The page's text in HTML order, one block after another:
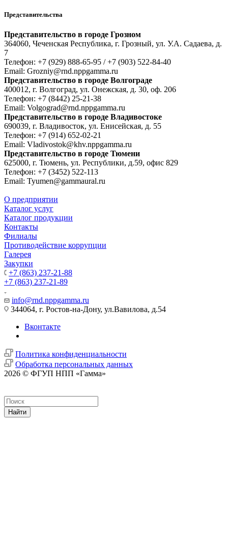
Представительства
Представительство в городе Грозном
364060, Чеченская Республика, г. Грозный, ул. У.А. Садаева, д.
7
Телефон: +7 (929) 888-65-95 / +7 (903) 522-84-40
Email: Grozniy@rnd.nppgamma.ru
Представительство в городе Волгограде
400012, г. Волгоград, ул. Онежская, д. 30, оф. 206
Телефон: +7 (8442) 25-21-38
Email: Volgograd@rnd.nppgamma.ru
Представительство в городе Владивостоке
690039, г. Владивосток, ул. Енисейская, д. 55
Телефон: +7 (914) 652-02-21
Email: Vladivostok@khv.nppgamma.ru
Представительство в городе Тюмени
625000, г. Тюмень, ул. Республики, д.59, офис 829
Телефон: +7 (3452) 522-113
Email: Tyumen@gammaural.ru
О предприятии
Каталог услуг
Каталог продукции
Контакты
Филиалы
Противодействие коррупции
Галерея
Закупки
+7 (863) 237-21-88
+7 (863) 237-21-89
info@rnd.nppgamma.ru
344064, г. Ростов-на-Дону, ул.Вавилова, д.54
Вконтакте
Политика конфиденциальности
Обработка персональных данных
2026 © ФГУП НПП «Гамма»
Найти